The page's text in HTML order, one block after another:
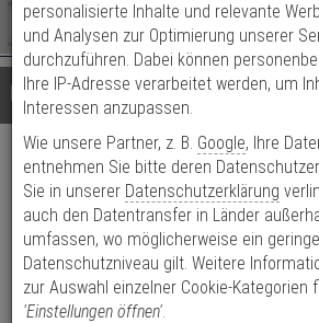
Shop
durchsuchen
Bitte
geben
Sie
mindestens
Zeichen
ein,
um
Suche
starten.
Es
wurde
noch
Kategorien
Suche
gestartet
Details Beratung
2er Abus Bravus 2000
Doppelzylinder 35/40
Produktmerkmale
personalisierte Inhalte und relevante
und Analysen zur Optimierung unserer
durchzuführen. Dabei können
Ihre IP-Adresse verarbeitet werden, um
Interessen anzupassen.
Wie unsere Partner, z. B. Google, Ihre
entnehmen Sie bitte deren
Sie in unserer Datenschutzerklärung
auch den Datentransfer in Länder
umfassen, wo möglicherweise ein
Datenschutzniveau gilt. Weitere
zur Auswahl einzelner Cookie-Kategorien
'Einstellungen öffnen'.